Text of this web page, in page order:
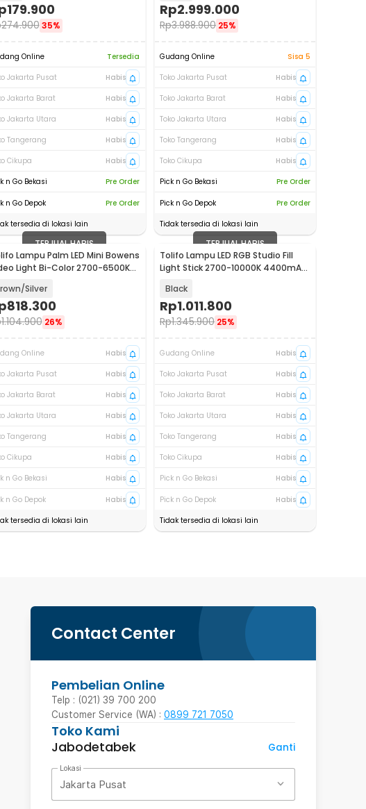
179.900
274.900 35%
Online
Tersedia
Jakarta Pusat
Habis
Jakarta Barat
Habis
Jakarta Utara
Habis
Tangerang
Habis
Cikupa
Habis
n Go Bekasi
Pre Order
n Go Depok
Pre Order
tersedia di lokasi lain
Rp2.999.000
Rp3.988.900 25%
Gudang Online
Sisa 5
Toko Jakarta Pusat
Habis
Toko Jakarta Barat
Habis
Toko Jakarta Utara
Habis
Toko Tangerang
Habis
Toko Cikupa
Habis
Pick n Go Bekasi
Pre Order
Pick n Go Depok
Pre Order
Tidak tersedia di lokasi lain
TERJUAL HABIS
Lampu Palm LED Mini Bowens
Light Bi-Color 2700-6500K
Silver
818.300
1.104.900 26%
Online
Habis
Jakarta Pusat
Habis
Jakarta Barat
Habis
Jakarta Utara
Habis
Tangerang
Habis
Cikupa
Habis
n Go Bekasi
Habis
n Go Depok
Habis
tersedia di lokasi lain
TERJUAL HABIS
Tolifo Lampu LED RGB Studio Fill
Light Stick 2700-10000K 4400mAh
Black
Rp1.011.800
Rp1.345.900 25%
Gudang Online
Habis
Toko Jakarta Pusat
Habis
Toko Jakarta Barat
Habis
Toko Jakarta Utara
Habis
Toko Tangerang
Habis
Toko Cikupa
Habis
Pick n Go Bekasi
Habis
Pick n Go Depok
Habis
Tidak tersedia di lokasi lain
Contact Center
Pembelian Online
Telp : (021) 39 700 200
Customer Service (WA) : 0899 721 7050
Toko Kami
Jabodetabek
Ganti
Lokasi
Jakarta Pusat